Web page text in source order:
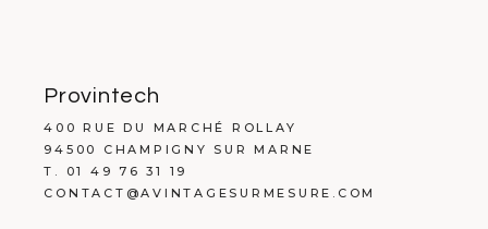
Provintech
400 RUE DU MARCHÉ ROLLAY
94500 CHAMPIGNY SUR MARNE
T. 01 49 76 31 19
CONTACT@AVINTAGESURMESURE.COM